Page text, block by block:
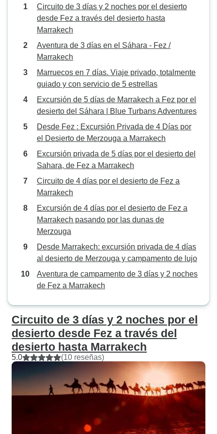
Circuito de 3 días y 2 noches por el desierto
desde Fez a través del desierto hasta
Marrakech
Aventura de 3 días en el Sáhara - Fez /
Marrakech
Marruecos en 7 días. Viaje privado, totalmente
guiado y con servicio de 5 estrellas
Excursión de 5 días de Marrakech a Fez por el
desierto del Sáhara | Blue Turbans Adventures
Desde Fez : Excursión Privada de 4 Días por
el Desierto de Merzouga a Marrakech
Excursión privada de 5 días por el desierto del
Sahara, de Fez a Marrakech
Circuito de 4 días por el desierto de Fez a
Marrakech
Excursión de 4 días por el desierto de Fez a
Marrakech pasando por las dunas de
Merzouga
Desde Marrakech: excursión privada de 4 días
al desierto de Merzouga y campamento de lujo
Aventura de campamento de 3 días y 2 noches
de Fez a Marrakech
Circuito de 3 días y 2 noches por el
desierto desde Fez a través del
desierto hasta Marrakech
5.0 (10 reseñas)